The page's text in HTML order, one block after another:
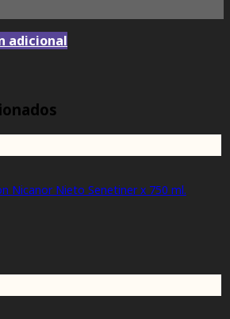
adicional
Nicanor Nieto Senetiner x 750 ml.